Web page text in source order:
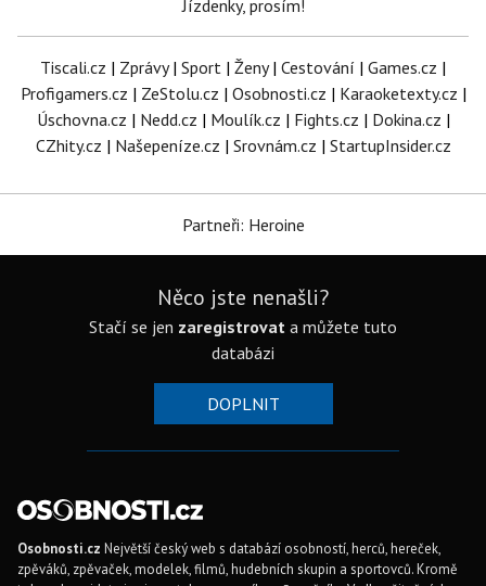
Jízdenky, prosím!
Tiscali.cz | Zprávy| Sport | Ženy| Cestování | Games.cz |
Profigamers.cz | ZeStolu.cz | Osobnosti.cz | Karaoketexty.cz |
Úschovna.cz | Nedd.cz | Moulík.cz | Fights.cz | Dokina.cz |
CZhity.cz | Našepeníze.cz | Srovnám.cz | StartupInsider.cz
Partneři: Heroine
Něco jste nenašli?
Stačí se jen zaregistrovat a můžete tuto
databázi
DOPLNIT
Osobnosti.cz Největší český web s databází osobností, herců, hereček,
zpěváků, zpěvaček, modelek, filmů, hudebních skupin a sportovců. Kromě